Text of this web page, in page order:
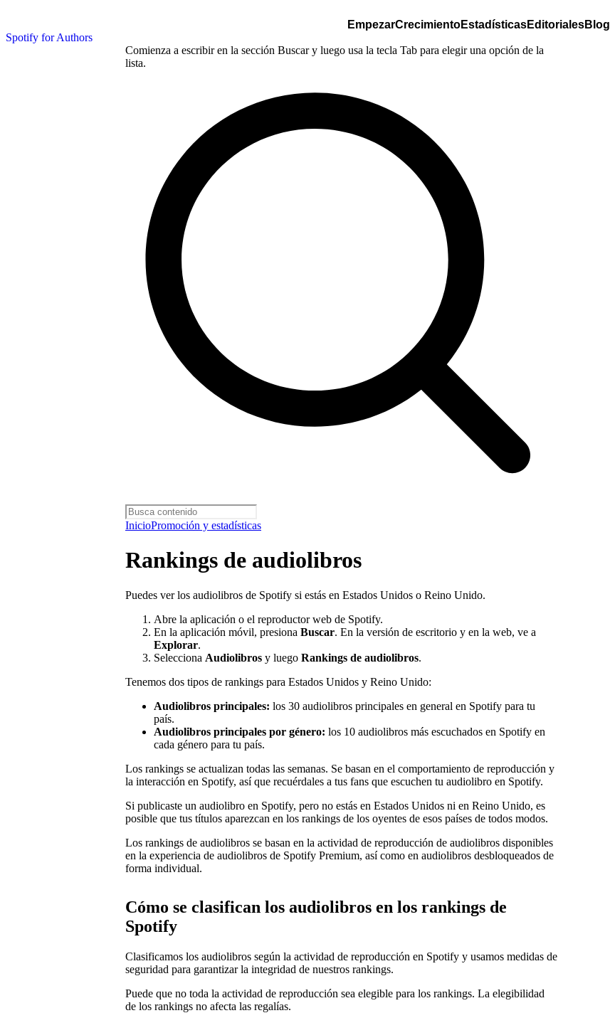
Spotify for Authors
EmpezarCrecimientoEstadísticasEditorialesBlog
Comienza a escribir en la sección Buscar y luego usa la tecla Tab para elegir una opción de la
lista.
InicioPromoción y estadísticas
Rankings de audiolibros
Puedes ver los audiolibros de Spotify si estás en Estados Unidos o Reino Unido.
Abre la aplicación o el reproductor web de Spotify.
En la aplicación móvil, presiona Buscar. En la versión de escritorio y en la web, ve a
Explorar.
Selecciona Audiolibros y luego Rankings de audiolibros.
Tenemos dos tipos de rankings para Estados Unidos y Reino Unido:
Audiolibros principales: los 30 audiolibros principales en general en Spotify para tu
país.
Audiolibros principales por género: los 10 audiolibros más escuchados en Spotify en
cada género para tu país.
Los rankings se actualizan todas las semanas. Se basan en el comportamiento de reproducción y
la interacción en Spotify, así que recuérdales a tus fans que escuchen tu audiolibro en Spotify.
Si publicaste un audiolibro en Spotify, pero no estás en Estados Unidos ni en Reino Unido, es
posible que tus títulos aparezcan en los rankings de los oyentes de esos países de todos modos.
Los rankings de audiolibros se basan en la actividad de reproducción de audiolibros disponibles
en la experiencia de audiolibros de Spotify Premium, así como en audiolibros desbloqueados de
forma individual.
Cómo se clasifican los audiolibros en los rankings de
Spotify
Clasificamos los audiolibros según la actividad de reproducción en Spotify y usamos medidas de
seguridad para garantizar la integridad de nuestros rankings.
Puede que no toda la actividad de reproducción sea elegible para los rankings. La elegibilidad
de los rankings no afecta las regalías.